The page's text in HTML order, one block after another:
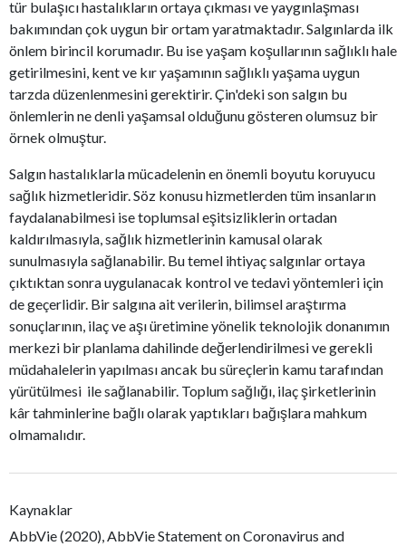
tür bulaşıcı hastalıkların ortaya çıkması ve yaygınlaşması
bakımından çok uygun bir ortam yaratmaktadır. Salgınlarda ilk
önlem birincil korumadır. Bu ise yaşam koşullarının sağlıklı hale
getirilmesini, kent ve kır yaşamının sağlıklı yaşama uygun
tarzda düzenlenmesini gerektirir. Çin'deki son salgın bu
önlemlerin ne denli yaşamsal olduğunu gösteren olumsuz bir
örnek olmuştur.
Salgın hastalıklarla mücadelenin en önemli boyutu koruyucu
sağlık hizmetleridir. Söz konusu hizmetlerden tüm insanların
faydalanabilmesi ise toplumsal eşitsizliklerin ortadan
kaldırılmasıyla, sağlık hizmetlerinin kamusal olarak
sunulmasıyla sağlanabilir. Bu temel ihtiyaç salgınlar ortaya
çıktıktan sonra uygulanacak kontrol ve tedavi yöntemleri için
de geçerlidir. Bir salgına ait verilerin, bilimsel araştırma
sonuçlarının, ilaç ve aşı üretimine yönelik teknolojik donanımın
merkezi bir planlama dahilinde değerlendirilmesi ve gerekli
müdahalelerin yapılması ancak bu süreçlerin kamu tarafından
yürütülmesi ile sağlanabilir. Toplum sağlığı, ilaç şirketlerinin
kâr tahminlerine bağlı olarak yaptıkları bağışlara mahkum
olmamalıdır.
Kaynaklar
AbbVie (2020), AbbVie Statement on Coronavirus and